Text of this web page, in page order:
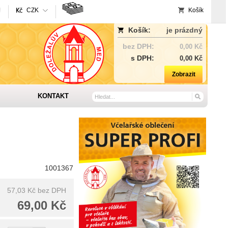
CZK Košík
Košík:
je prázdný
bez DPH:
0,00 Kč
s DPH: 0,00 Kč
Zobrazit
KONTAKT
1001367
57,03 Kč bez DPH
69,00 Kč